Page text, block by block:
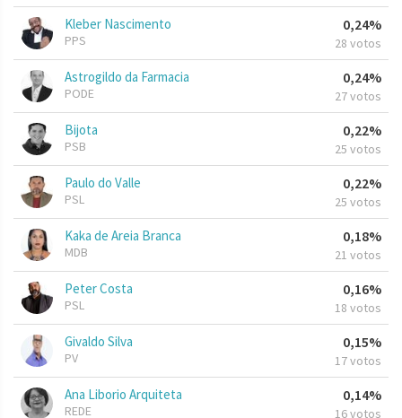
Kleber Nascimento
PPS
0,24%
28 votos
Astrogildo da Farmacia
PODE
0,24%
27 votos
Bijota
PSB
0,22%
25 votos
Paulo do Valle
PSL
0,22%
25 votos
Kaka de Areia Branca
MDB
0,18%
21 votos
Peter Costa
PSL
0,16%
18 votos
Givaldo Silva
PV
0,15%
17 votos
Ana Liborio Arquiteta
REDE
0,14%
16 votos